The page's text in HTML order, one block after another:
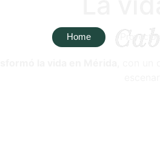
Home Proyectos
Cab